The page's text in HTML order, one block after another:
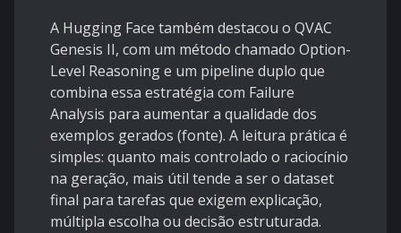
A Hugging Face também destacou o QVAC
Genesis II, com um método chamado Option-
Level Reasoning e um pipeline duplo que
combina essa estratégia com Failure
Analysis para aumentar a qualidade dos
exemplos gerados (fonte). A leitura prática é
simples: quanto mais controlado o raciocínio
na geração, mais útil tende a ser o dataset
final para tarefas que exigem explicação,
múltipla escolha ou decisão estruturada.